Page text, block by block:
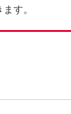
す。